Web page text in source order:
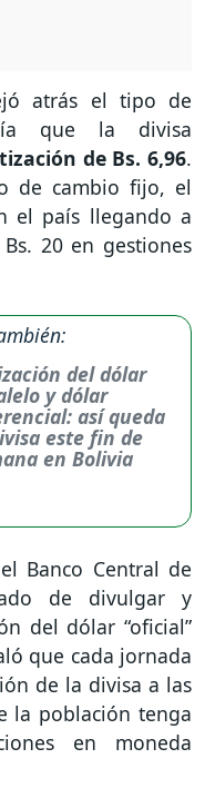
atrás el tipo de
que la divisa
de Bs. 6,96.
de cambio fijo, el
el país llegando a
20 en gestiones
del dólar
y dólar
así queda
este fin de
en Bolivia
Banco Central de
de divulgar y
del dólar “oficial”
que cada jornada
de la divisa a las
la población tenga
en moneda